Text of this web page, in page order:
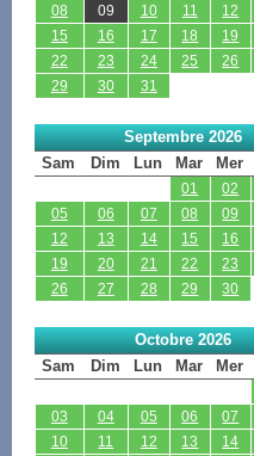
08
09 10 11 12
15
16 17 18 19
22
23 24 25 26
29
30 31
Septembre 2026
Sam
Dim Lun Mar Mer
01 02
05
06 07 08 09
12
13 14 15 16
19
20 21 22 23
26
27 28 29 30
Octobre 2026
Sam
Dim Lun Mar Mer
03
04 05 06 07
10
11 12 13 14